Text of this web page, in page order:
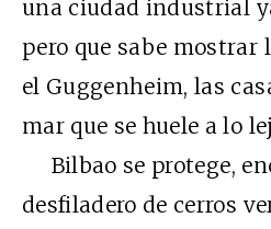
una ciudad industrial
pero que sabe mostrar
el Guggenheim, las
mar que se huele a lo
Bilbao se protege,
desfiladero de cerros